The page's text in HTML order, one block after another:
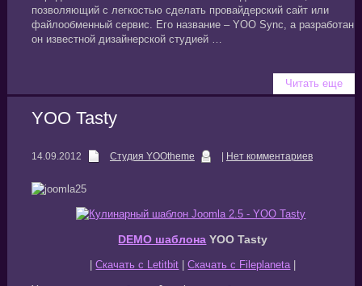
позволяющий с легкостью сделать провайдерский сайт или
файлообменный сервис. Его название – YOO Sync, а разработан
он известной дизайнерской студией …
Читать еще
YOO Tasty
14.09.2012 Студия YOOtheme Нет комментариев
DEMO шаблона YOO Tasty
|Скачать с Letitbit |Скачать с Fileplaneta|